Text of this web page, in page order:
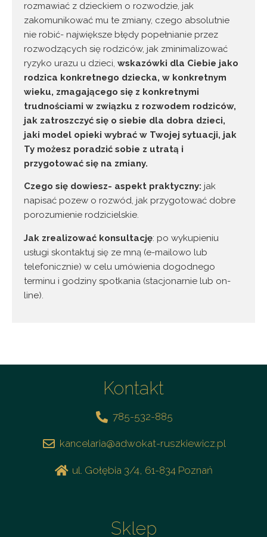
rozmawiać z dzieckiem o rozwodzie, jak
zakomunikować mu te zmiany, czego absolutnie
nie robić- największe błędy popełnianie przez
rozwodzących się rodziców, jak zminimalizować
ryzyko urazu u dzieci, wskazówki dla Ciebie jako
rodzica konkretnego dziecka, w konkretnym
wieku, zmagającego się z konkretnymi
trudnościami w związku z rozwodem rodziców,
jak zatroszczyć się o siebie dla dobra dzieci,
jaki model opieki wybrać w Twojej sytuacji, jak
Ty możesz poradzić sobie z utratą i
przygotować się na zmiany.
Czego się dowiesz- aspekt praktyczny: jak
napisać pozew o rozwód, jak przygotować dobre
porozumienie rodzicielskie.
Jak zrealizować konsultację: po wykupieniu
usługi skontaktuj się ze mną (e-mailowo lub
telefonicznie) w celu umówienia dogodnego
terminu i godziny spotkania (stacjonarnie lub on-
line).
Kontakt
785-532-885
kancelaria@adwokat-ruszkiewicz.pl
ul. Gołębia 3/4, 61-834 Poznań
Sklep